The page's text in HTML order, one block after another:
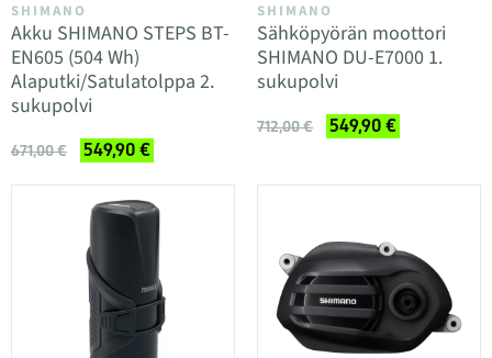
SHIMANO
Akku SHIMANO STEPS BT-
EN605 (504 Wh)
Alaputki/Satulatolppa 2.
sukupolvi
671,00 € 549,90 €
SHIMANO
Sähköpyörän moottori
SHIMANO DU-E7000 1.
sukupolvi
712,00 € 549,90 €